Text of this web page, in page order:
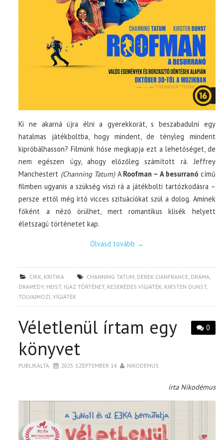
Ki ne akarná újra élni a gyerekkorát, s beszabadulni egy
hatalmas játékboltba, hogy mindent, de tényleg mindent
kipróbálhasson? Filmünk hőse megkapja ezt a lehetőséget, de
nem egészen úgy, ahogy előzőleg számított rá. Jeffrey
Manchestert (Channing Tatum)ARoofman – A besurranó című
filmben ugyanis a szükség viszi rá a játékbolti tartózkodásra –
persze ettől még irtó vicces szituációkat szül a dolog. Aminek
főként a néző örülhet, mert romantikus klisék helyett
életszagú történetet kap.
Olvasd tovább →
CIKK, KRITIKA CHANNING TATUM, DEREK CIANFRANCE, DRÁMA,
DRAMEDY, HEIST, IGAZ TÖRTÉNET, KESERÉDES VÍGJÁTÉK, KIRSTEN DUNST,
TOLVAJMOZI,VÍGJÁTÉK
0
Véletlenül írtam egy
könyvet
PUBLIKÁLTA 2025. SZEPTEMBER 14. NIKODEMUS
írta Nikodémus